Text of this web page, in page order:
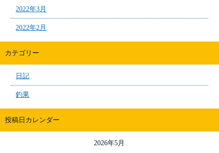
2022年3月
2022年2月
カテゴリー
日記
釣果
投稿日カレンダー
2026年5月